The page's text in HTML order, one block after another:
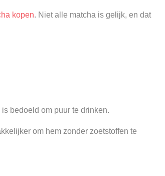
kopen. Niet alle matcha is gelijk, en dat
bedoeld om puur te drinken.
om hem zonder zoetstoffen te